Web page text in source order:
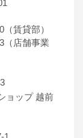
（賃貸部）
（店舗事業
ョップ 越前